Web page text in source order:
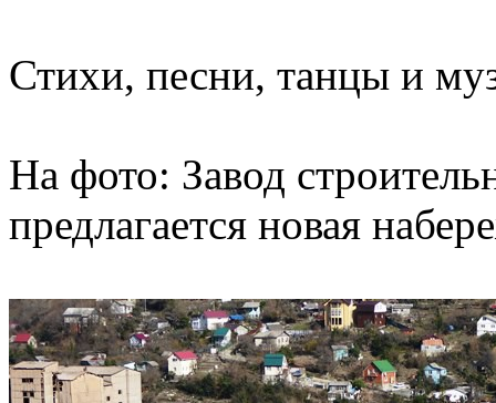
Стихи, песни, танцы и
На фото: Завод
предлагается новая